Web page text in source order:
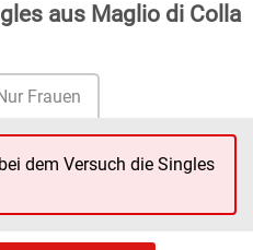
aus Maglio di Colla
Frauen
dem Versuch die Singles